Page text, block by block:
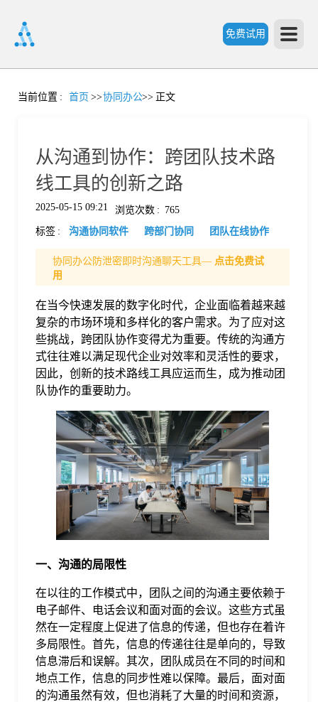
免费试用
首
价
格
题
当前位置 : 首页 >>协同办公>> 正文
从沟通到协作：跨团队技术路
线工具的创新之路
2025-05-15 09:21 浏览次数 : 765
标签 : 沟通协同软件 跨部门协同 团队在线协作
协同办公防泄密即时沟通聊天工具— 点击免费试
用
在当今快速发展的数字化时代，企业面临着越来越
复杂的市场环境和多样化的客户需求。为了应对这
些挑战，跨团队协作变得尤为重要。传统的沟通方
式往往难以满足现代企业对效率和灵活性的要求，
因此，创新的技术路线工具应运而生，成为推动团
队协作的重要助力。
一、沟通的局限性
在以往的工作模式中，团队之间的沟通主要依赖于
电子邮件、电话会议和面对面的会议。这些方式虽
然在一定程度上促进了信息的传递，但也存在着许
多局限性。首先，信息的传递往往是单向的，导致
信息滞后和误解。其次，团队成员在不同的时间和
地点工作，信息的同步性难以保障。最后，面对面
的沟通虽然有效，但也消耗了大量的时间和资源，